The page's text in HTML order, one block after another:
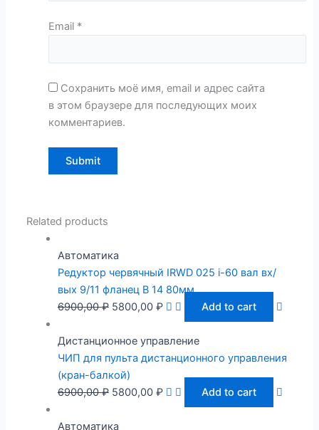
Email *
Сохранить моё имя, email и адрес сайта
в этом браузере для последующих моих
комментариев.
Related products
Автоматика
Редуктор червячный IRWD 025 i-60 вал вх/
вых 9/11 фланец B 14 80мм
6900,00₽ 5800,00 ₽ Add to cart
Дистанционное управление
ЧИП для пульта дистанционного управления
(кран-балкой)
6900,00₽ 5800,00 ₽ Add to cart
Автоматика